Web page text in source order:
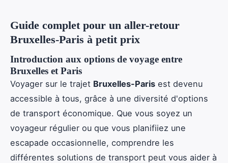
Guide complet pour un aller-retour
Bruxelles-Paris à petit prix
Introduction aux options de voyage entre
Bruxelles et Paris
Voyager sur le trajet Bruxelles-Paris est devenu
accessible à tous, grâce à une diversité d'options
de transport économique. Que vous soyez un
voyageur régulier ou que vous planifiiez une
escapade occasionnelle, comprendre les
différentes solutions de transport peut vous aider à